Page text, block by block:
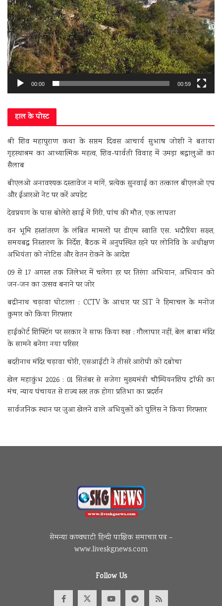
00:00 00:59
हाल के पोस्ट
श्री शिव महापुराण कथा के सप्तम दिवस आचार्य सुभाष जोशी ने बताया
गृहस्थाश्रम का आध्यात्मिक महत्व, शिव-पार्वती विवाह में उमड़ा श्रद्धालुओं का
सैलाब
बीएलओ अनावश्यक दस्तावेज न मांगें, प्रत्येक सुनवाई का तत्काल बीएलओ एप
और ईआरओ नेट पर करें अपडेट
देवप्रयाग के पास बोलेरो खाई में गिरी, पांच की मौत, एक लापता
वन भूमि हस्तांतरण के लंबित मामलों पर डीएम स्वाति एस. भदौरिया सख्त,
समयबद्ध निस्तारण के निर्देश, बैठक में अनुपस्थित रहने पर लोनिवि के अधीक्षण
अभियंता को नोटिस और वेतन रोकने के आदेश
09 से 17 अगस्त तक जिलेभर में चलेगा हर घर तिरंगा अभियान, अभियान को
जन-जन का उत्सव बनाने पर जोर
बद्रीनाथ चढ़ावा घोटाला : CCTV के आधार पर SIT ने हिमाचल के मनोज
कुमार को किया गिरफ्तार
हाईकोर्ट शिफ्टिंग पर सरकार ने साफ किया रुख : गौलापार नहीं, बेल बाबा मंदिर
के सामने बनेगा नया परिसर
बदरीनाथ मंदिर चढ़ावा चोरी, एसआईटी ने तीसरे आरोपी को दबोचा
खेल महाकुंभ 2026 : 01 सितंबर से सजेगा मुख्यमंत्री चौम्पियनशिप ट्रॉफी का
मंच, न्याय पंचायत से राज्य स्तर तक होगा प्रतिभा का प्रदर्शन
सार्वजनिक स्थान पर जुआ खेलने वाले अभियुक्तों को पुलिस ने किया गिरफ्तार
सेमन्या कण्वघाटी हिन्दी पाक्षिक समाचार पत्र –
www.liveskgnews.com
Follow Us